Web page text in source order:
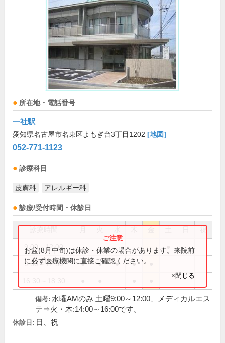
所在地・電話番号
一社駅
愛知県名古屋市名東区よもぎ台3丁目1202 [地図]
052-771-1123
診療科目
皮膚科 アレルギー科
診療/受付時間・休診日
祝
9:00～12:00
9:30～12:30 ● ● ● ●
お盆(8月中旬)は休診・休業の場合があります。来院前
に必ず医療機関に直接ご確認ください。
×閉じる
備考: 水曜AMのみ 土曜9:00～12:00、メディカルエス
テ⇒火・木:14:00～16:00です。
休診日: 日、祝